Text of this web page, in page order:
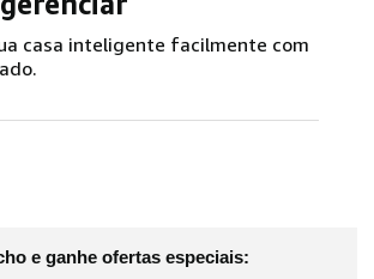
casa inteligente facilmente com
e ganhe ofertas especiais: